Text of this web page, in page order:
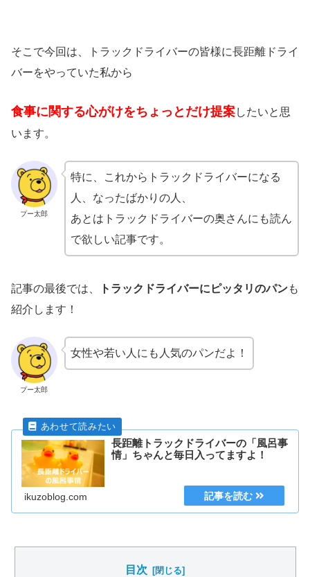
そこで今回は、トラックドライバーの皆様に長距離ドライ
バーをやっていた私から
食事に関する心がけをちょっとだけ提案したいと思
います。
プー太郎
特に、これからトラックドライバーになる
人、なったばかりの人、
あとはトラックドライバーの奥さんにも読ん
で欲しい記事です。
記事の最後では、 トラックドライバーにピッタリのパンも
紹介します！
プー太郎
女性や若い人にも人気のパンだよ！
長距離トラックドライバーの「風呂事
情」ちゃんと毎日入ってますよ！
ikuzoblog.com
目次